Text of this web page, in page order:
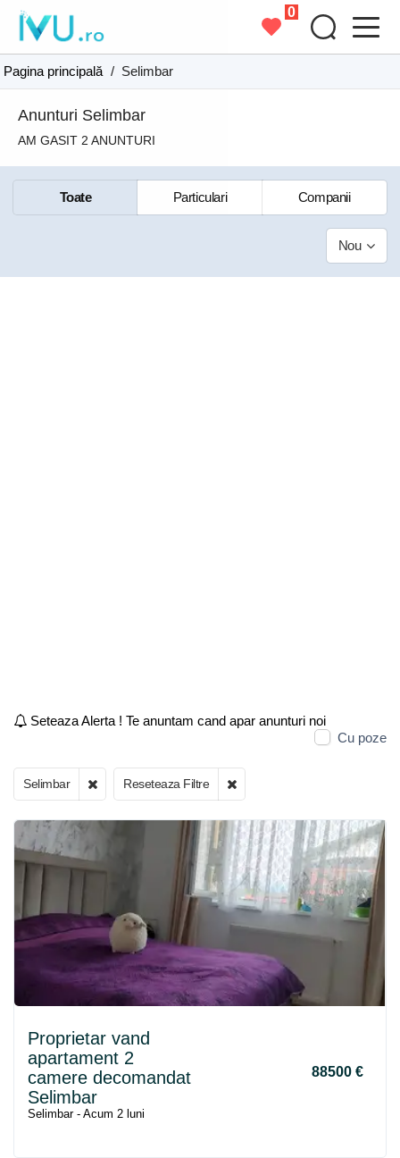
0
Pagina principală / Selimbar
Anunturi Selimbar
AM GASIT 2 ANUNTURI
Toate Particulari Companii
Nou
Seteaza Alerta ! Te anuntam cand apar anunturi noi
Cu poze
Selimbar Reseteaza Filtre
Proprietar vand
apartament 2
camere decomandat
Selimbar
88500 €
Selimbar - Acum 2 luni